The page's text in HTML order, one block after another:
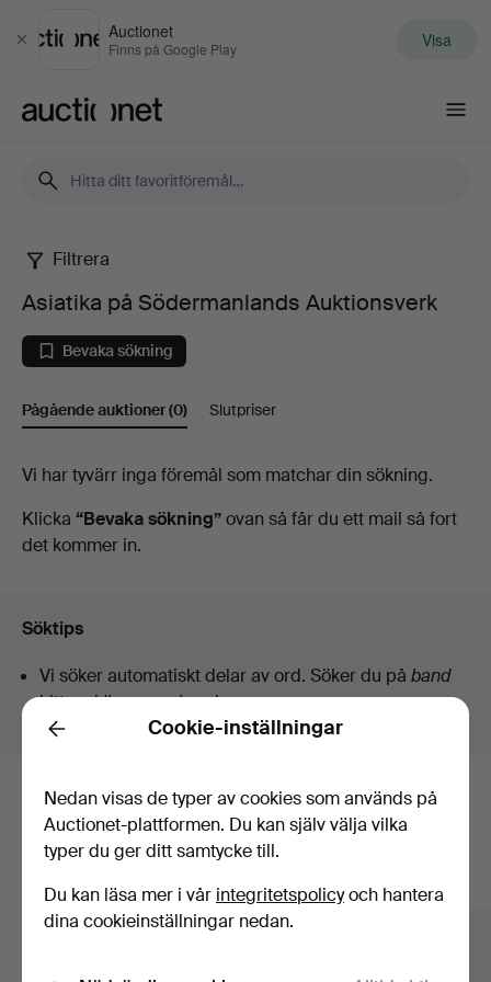
Stäng
Auctionet
Finns på Google Play Visa
Asiatika
på
Södermanlands
Auktionsverk
Filtrera
Asiatika på Södermanlands Auktionsverk
Bevaka sökning
Pågående auktioner(0) Slutpriser
Pågående
auktioner
Vi har tyvärr inga föremål som matchar din sökning.
Klicka “Bevaka sökning”ovan så får du ett mail så fort
det kommer in.
Söktips
Vi söker automatiskt delar av ord. Söker du på band
hittar vi ävenarmbandsur.
Här är föremål från vårt arkiv som
matchar din sökning
Visa alla föremål
Back Cookie-inställningar
Nedan visas de typer av cookies som används på
Auctionet-plattformen. Du kan själv välja vilka
typer du ger ditt samtycke till.
Du kan läsa mer i vår integritetspolicyoch hantera
dina cookieinställningar nedan.